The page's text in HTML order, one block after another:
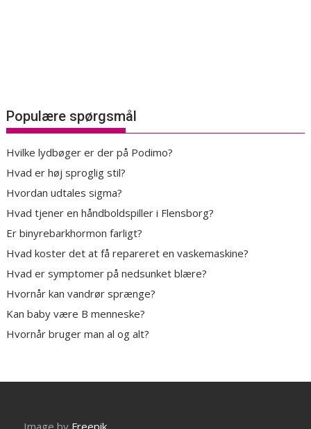
Populære spørgsmål
Hvilke lydbøger er der på Podimo?
Hvad er høj sproglig stil?
Hvordan udtales sigma?
Hvad tjener en håndboldspiller i Flensborg?
Er binyrebarkhormon farligt?
Hvad koster det at få repareret en vaskemaskine?
Hvad er symptomer på nedsunket blære?
Hvornår kan vandrør sprænge?
Kan baby være B menneske?
Hvornår bruger man al og alt?